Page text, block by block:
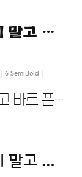
당신이 찾던 그 폰트, 헤매지 말고 바로 폰코!
6 SemiBold
당신이 찾던 그 폰트, 헤매지 말고 바로 폰코!
당신이 찾던 그 폰트, 헤매지 말고 바로 폰코!